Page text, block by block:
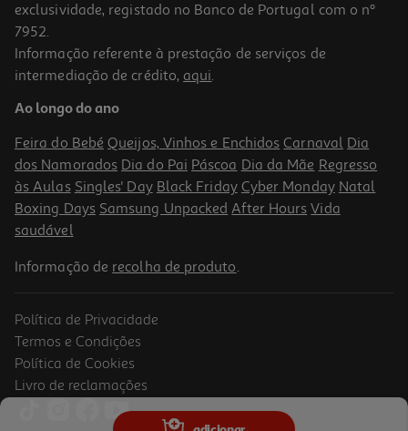
Champô Isdin Daylisdin 400ml
43.13 €/Lt
17,25 €
Champô Klorane Fibras De Linho 200ml
exclusividade, registado no Banco de Portugal com o nº
7952.
Informação referente à prestação de serviços de
intermediação de crédito, aqui.
Ao longo do ano
Feira do Bebé Queijos, Vinhos e Enchidos Carnaval Dia
dos Namorados Dia do Pai Páscoa Dia da Mãe Regresso
às Aulas Singles' Day Black Friday Cyber Monday Natal
Boxing Days Samsung Unpacked After Hours Vida
saudável
Informação de recolha de produto.
Política de Privacidade
Termos e Condições
Política de Cookies
Livro de reclamações